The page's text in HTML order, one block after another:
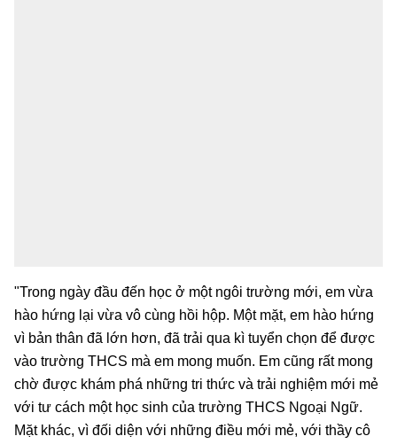
"Trong ngày đầu đến học ở một ngôi trường mới, em vừa
hào hứng lại vừa vô cùng hồi hộp. Một mặt, em hào hứng
vì bản thân đã lớn hơn, đã trải qua kì tuyển chọn để được
vào trường THCS mà em mong muốn. Em cũng rất mong
chờ được khám phá những tri thức và trải nghiệm mới mẻ
với tư cách một học sinh của trường THCS Ngoại Ngữ.
Mặt khác, vì đối diện với những điều mới mẻ, với thầy cô